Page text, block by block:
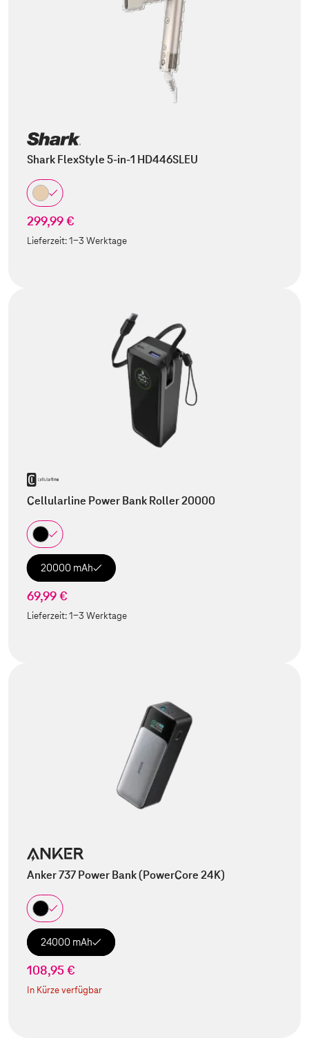
Shark FlexStyle 5-in-1 HD446SLEU
299,99 €
Lieferzeit:1-3 Werktage
Cellularline Power Bank Roller 20000
20000 mAh
69,99 €
Lieferzeit:1-3 Werktage
Anker 737 Power Bank (PowerCore 24K)
24000 mAh
108,95 €
In Kürze verfügbar